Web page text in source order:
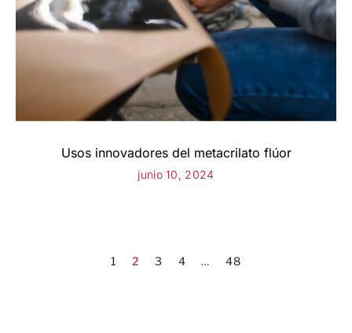
Usos innovadores del metacrilato flúor
junio 10, 2024
1 2 3 4 … 48